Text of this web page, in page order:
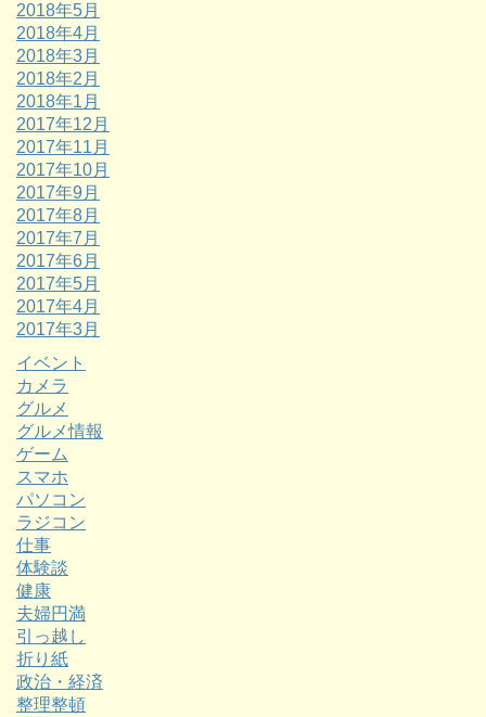
2018年5月
2018年4月
2018年3月
2018年2月
2018年1月
2017年12月
2017年11月
2017年10月
2017年9月
2017年8月
2017年7月
2017年6月
2017年5月
2017年4月
2017年3月
イベント
カメラ
グルメ
グルメ情報
ゲーム
スマホ
パソコン
ラジコン
仕事
体験談
健康
夫婦円満
引っ越し
折り紙
政治・経済
整理整頓